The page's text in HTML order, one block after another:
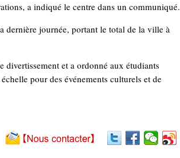
a indiqué le centre dans un communiqué.
dernière journée, portant le total de la ville à
divertissement et a ordonné aux étudiants
pour des événements culturels et de